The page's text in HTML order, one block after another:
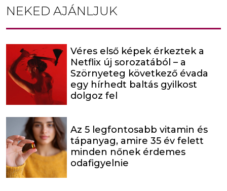
NEKED AJÁNLJUK
Véres első képek érkeztek a
Netflix új sorozatából – a
Szörnyeteg következő évada
egy hírhedt baltás gyilkost
dolgoz fel
Az 5 legfontosabb vitamin és
tápanyag, amire 35 év felett
minden nőnek érdemes
odafigyelnie